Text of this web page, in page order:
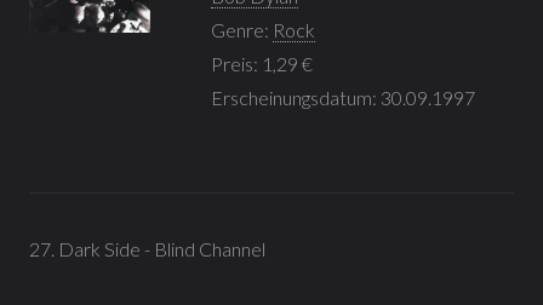
Genre: Rock
Preis: 1,29 €
Erscheinungsdatum: 30.09.1997
27. Dark Side - Blind Channel